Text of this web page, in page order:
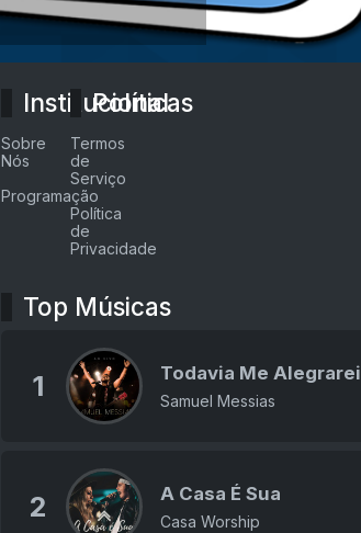
Institucional
Sobre
Nós
Programação
Políticas
Termos
de
Serviço
Política
de
Privacidade
Top Músicas
1 Todavia Me Alegrarei
Samuel Messias
2 A Casa É Sua
Casa Worship